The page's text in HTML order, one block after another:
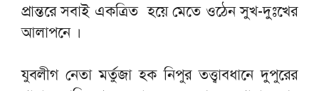
প্রান্তরে সবাই একত্রিত হয়ে মেতে ওঠেন সুখ-দুঃখের
আলাপনে ।
যুবলীগ নেতা মর্তুজা হক নিপুর তত্ত্বাবধানে দুপুরের